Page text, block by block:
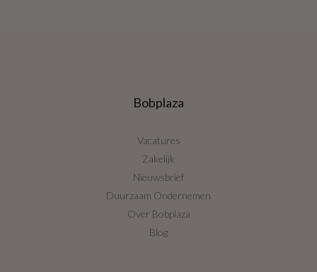
Bobplaza
Vacatures
Zakelijk
Nieuwsbrief
Duurzaam Ondernemen
Over Bobplaza
Blog